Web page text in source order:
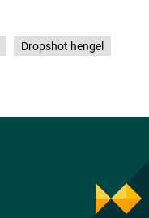
Dropshot hengel